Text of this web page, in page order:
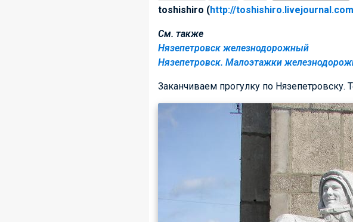
toshishiro (http://
См. также
Нязепетровск железнодорожный
Нязепетровск. Малоэтажки
Заканчиваем прогулку по Нязепетровску.